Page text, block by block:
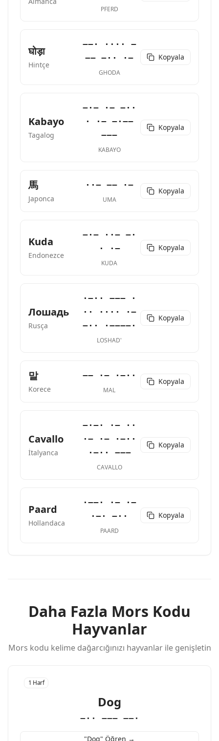
PFERD
घोड़ा
Hintçe
−−· ···· −
−− −·· ·−
GHODA
Kopyala
Kabayo
Tagalog
−·− ·− −··
· ·− −·−−
−−−
KABAYO
Kopyala
馬
Japonca
··− −− ·−
UMA
Kopyala
Kuda
Endonezce
−·− ··− −·
· ·−
KUDA
Kopyala
Лошадь
Rusça
·−·· −−− ·
·· ···· ·−
−·· ·−−−−·
LOSHAD'
Kopyala
말
Korece
−− ·− ·−··
MAL
Kopyala
Cavallo
İtalyanca
−·−· ·− ··
·− ·− ·−··
·−·· −−−
CAVALLO
Kopyala
Paard
Hollandaca
·−−· ·− ·−
·−· −··
PAARD
Kopyala
Daha Fazla Mors Kodu
Hayvanlar
Mors kodu kelime dağarcığınızı hayvanlar ile genişletin
1 Harf
Dog
−·· −−− −−·
"Dog" Öğren →